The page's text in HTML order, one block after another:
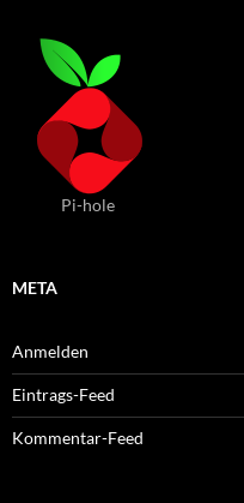
Pi-hole
META
Anmelden
Eintrags-Feed
Kommentar-Feed